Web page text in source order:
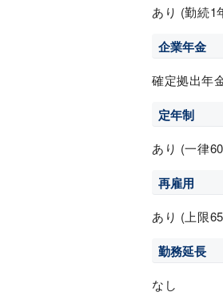
あり (勤続1
企業年金
確定拠出年
定年制
あり (一律
再雇用
あり (上限
勤務延長
なし